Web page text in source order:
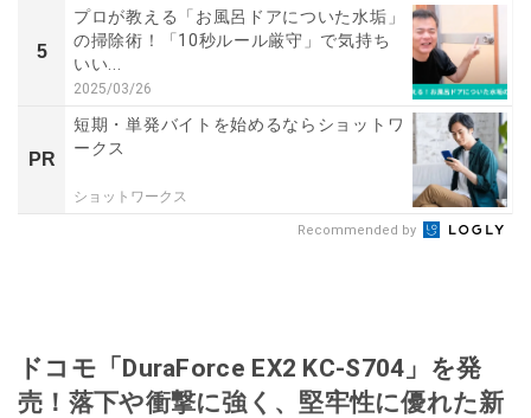
5
プロが教える「お風呂ドアについた水垢」
の掃除術！「10秒ルール厳守」で気持ち
いい...
2025/03/26
PR
短期・単発バイトを始めるならショットワ
ークス
ショットワークス
Recommended by
ドコモ「DuraForce EX2 KC-S704」を発
売！落下や衝撃に強く、堅牢性に優れた新